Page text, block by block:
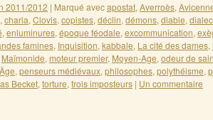
2011/2012 | Marqué avecapostat, Averroès,
, charia, Clovis, copistes, déclin, démons, diable,
, enluminures, époque féodale, excommunication,
famines, Inquisition, kabbale, La cité des dames,
Maïmonide, moteur premier, Moyen-Age, odeur de
, penseurs médiévaux, philosophes, polythéisme,
Becket, torture, trois imposteurs | Un commentaire